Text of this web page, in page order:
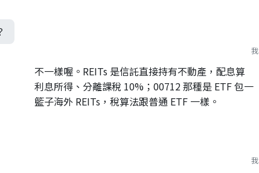
我
不一樣喔。REITs 是信託直接持有不動產，配息算
利息所得、分離課稅 10%；00712 那種是 ETF 包一
籃子海外 REITs，稅算法跟普通 ETF 一樣。
我